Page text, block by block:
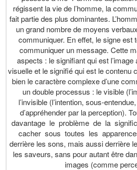
régissent la vie de l’homme, la
fait partie des plus dominantes.
un grand nombre de moyens
communiquer. En effet, le signe est
communiquer un message. Cette
aspects : le signifiant qui est l’image
visuelle et le signifié qui est le contenu
bien le caractère complexe d’une
un double processus : le visible
l’invisible (l’intention, sous-
d’appréhender par la perception).
davantage le problème de la
cacher sous toutes les
derrière les sons, mais aussi derrière
les saveurs, sans pour autant être
images (comme